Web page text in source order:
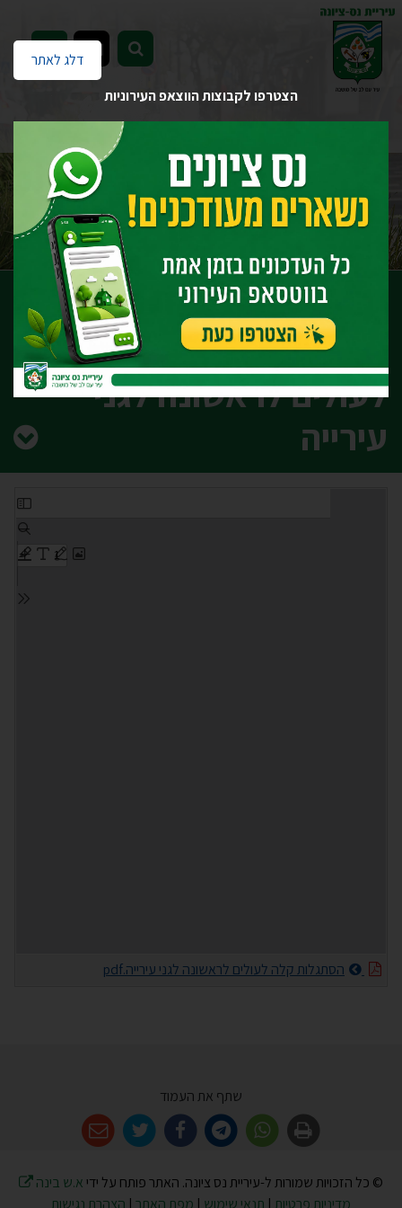
הצטרפו לקבוצות הווצאפ העירוניות
דלג לאתר EN
יחידות העירייה השירות הפסיכולוגי החינוכי
מאמרים
מעג"ן -הסתגלות קלה לעולים לראשונה לגני עירייה
מעג"ן -הסתגלות קלה
לעולים לראשונה לגני
עירייה
הסתגלות קלה לעולים לראשונה לגני עירייה.pdf
שתף את העמוד
© כל הזכויות שמורות ל-עיריית נס ציונה. האתר פותח על ידי א.ש בינה